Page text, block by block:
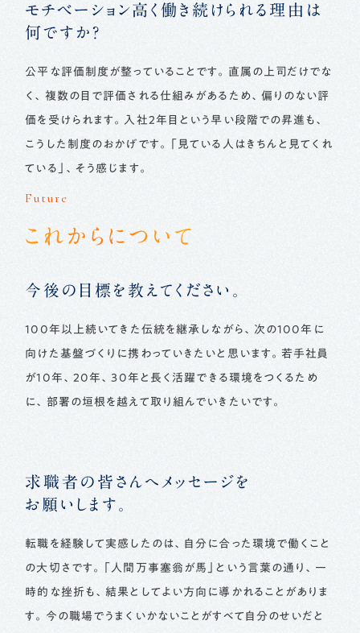
モチベーション高く働き続けられる理由は
何ですか？
公平な評価制度が整っていることです。直属の上司だけでな
く、複数の目で評価される仕組みがあるため、偏りのない評
価を受けられます。入社2年目という早い段階での昇進も、
こうした制度のおかげです。「見ている人はきちんと見てくれ
ている」、そう感じます。
Future
これからについて
今後の目標を教えてください。
100年以上続いてきた伝統を継承しながら、次の100年に
向けた基盤づくりに携わっていきたいと思います。若手社員
が10年、20年、30年と長く活躍できる環境をつくるため
に、部署の垣根を越えて取り組んでいきたいです。
求職者の皆さんへメッセージを
お願いします。
転職を経験して実感したのは、自分に合った環境で働くこと
の大切さです。「人間万事塞翁が馬」という言葉の通り、一
時的な挫折も、結果としてよい方向に導かれることがありま
す。今の職場でうまくいかないことがすべて自分のせいだと